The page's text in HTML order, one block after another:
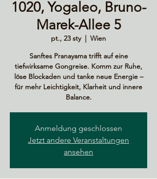
1020, Yogaleo, Bruno-
Marek-Allee 5
pt., 23 sty
  |
Wien
Sanftes Pranayama trifft auf eine
tiefwirksame Gongreise. Komm zur Ruhe,
löse Blockaden und tanke neue Energie –
für mehr Leichtigkeit, Klarheit und innere
Balance.
Anmeldung geschlossen
Jetzt andere Veranstaltungen
ansehen